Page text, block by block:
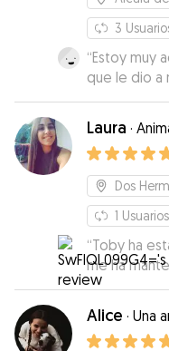
3
“Estoy muy
que le dio a
paciente,
fácil es muy
otros
entenderlo.
calma y
me mantuvo
me dio
buenas
con perros y
duda la
Laura ·
Dos
1
“Toby ha
me ha
gracias!!”
Alice · Una